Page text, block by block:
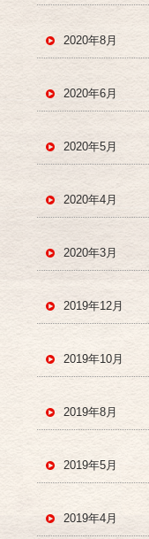
2020年8月
2020年6月
2020年5月
2020年4月
2020年3月
2019年12月
2019年10月
2019年8月
2019年5月
2019年4月